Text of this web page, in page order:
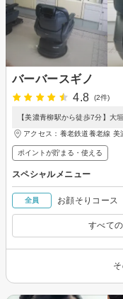
バーバースギノ
4.8
(2件)
【美濃青柳駅から徒歩7分】大
アクセス：養老鉄道養老線
ポイントが貯まる・使える
スペシャルメニュー
全員 お顔そりコース
すべて